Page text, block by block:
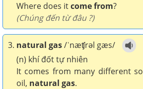
Where does itcome from?
(Chúng đến từ đâu ?)
3. natural gas/ˈnæʧrəl gæs/
(n) khí đốt tự nhiên
It comes from many different
oil, natural gas.